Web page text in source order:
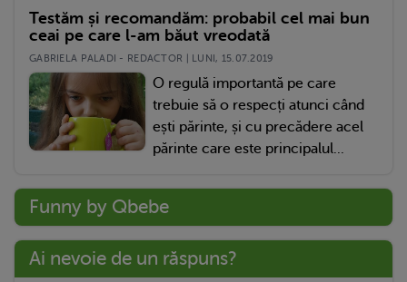
Testăm și recomandăm: probabil cel mai bun
ceai pe care l-am băut vreodată
GABRIELA PALADI - REDACTOR | LUNI, 15.07.2019
O regulă importantă pe care
trebuie să o respecți atunci când
ești părinte, și cu precădere acel
părinte care este principalul...
Funny by Qbebe
Ai nevoie de un răspuns?